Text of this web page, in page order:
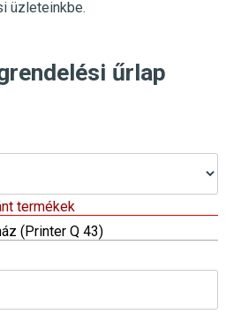
üzleteinkbe.
űrlap
termékek
(Printer Q 43)